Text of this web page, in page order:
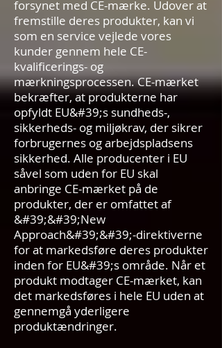
forsynet med CE-mærke. Udover at
fremstille deres produkter, kan vi
som en service vejlede vores
kunder gennem hele CE-
kvalificerings- og
mærkningsprocessen. CE-mærket
bekræfter, at produkterne har
opfyldt EU&#39;s sundheds-,
sikkerheds- og miljøkrav, der sikrer
forbrugernes og arbejdspladsens
sikkerhed. Alle producenter i EU
såvel som uden for EU skal
anbringe CE-mærket på de
produkter, der er omfattet af
&#39;&#39;New
Approach&#39;&#39;-direktiverne
for at markedsføre deres produkter
inden for EU&#39;s område. Når et
produkt modtager CE-mærket, kan
det markedsføres i hele EU uden at
gennemgå yderligere
produktændringer.